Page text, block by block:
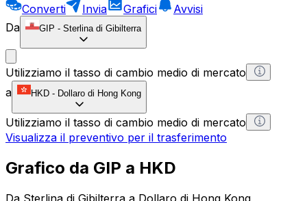
Converti Invia Grafici
Avvisi
Da
GIP - Sterlina di Gibilterra
Utilizziamo il tasso di cambio medio di mercato
a
HKD - Dollaro di Hong Kong
Utilizziamo il tasso di cambio medio di mercato
Visualizza il preventivo per il trasferimento
Grafico da GIP a HKD
Da Sterlina di Gibilterra a Dollaro di Hong Kong